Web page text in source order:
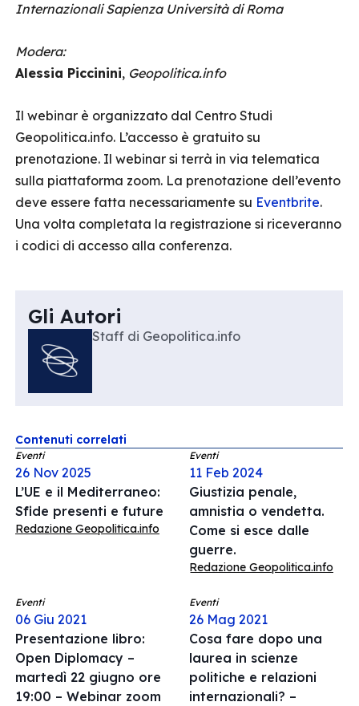
Internazionali Sapienza Università di Roma
Modera:
Alessia Piccinini, Geopolitica.info
Il webinar è organizzato dal Centro Studi
Geopolitica.info. L’accesso è gratuito su
prenotazione. Il webinar si terrà in via telematica
sulla piattaforma zoom. La prenotazione dell’evento
deve essere fatta necessariamente su Eventbrite.
Una volta completata la registrazione si riceveranno
i codici di accesso alla conferenza.
Gli Autori
Staff di Geopolitica.info
Contenuti correlati
Eventi
26 Nov 2025
L’UE e il Mediterraneo:
Sfide presenti e future
Redazione Geopolitica.info
Eventi
11 Feb 2024
Giustizia penale,
amnistia o vendetta.
Come si esce dalle
guerre.
Redazione Geopolitica.info
Eventi
06 Giu 2021
Presentazione libro:
Open Diplomacy –
martedì 22 giugno ore
19:00 – Webinar zoom
Eventi
26 Mag 2021
Cosa fare dopo una
laurea in scienze
politiche e relazioni
internazionali? –